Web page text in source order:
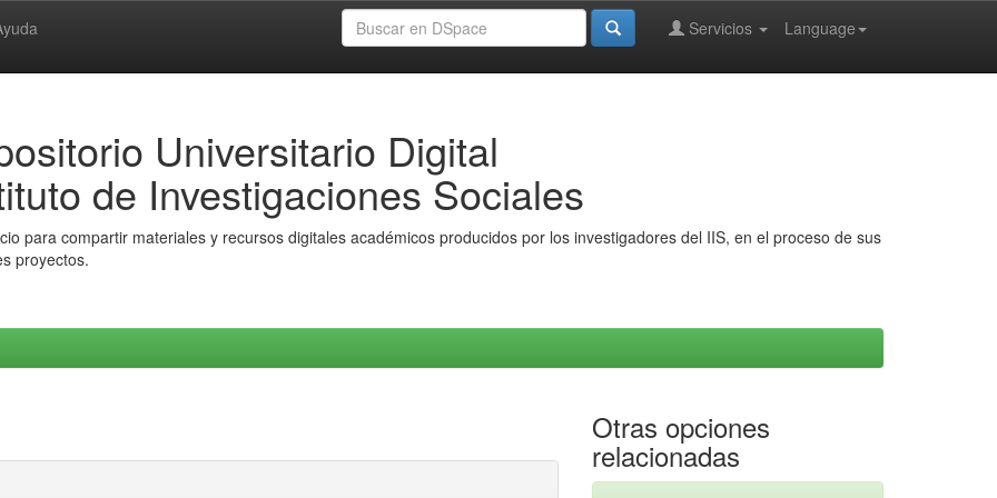
Language
Servicios
Universitario Digital
de Investigaciones Sociales
para compartir materiales y recursos digitales académicos producidos por los investigadores del IIS, en el proceso de sus
proyectos.
Otras opciones
relacionadas